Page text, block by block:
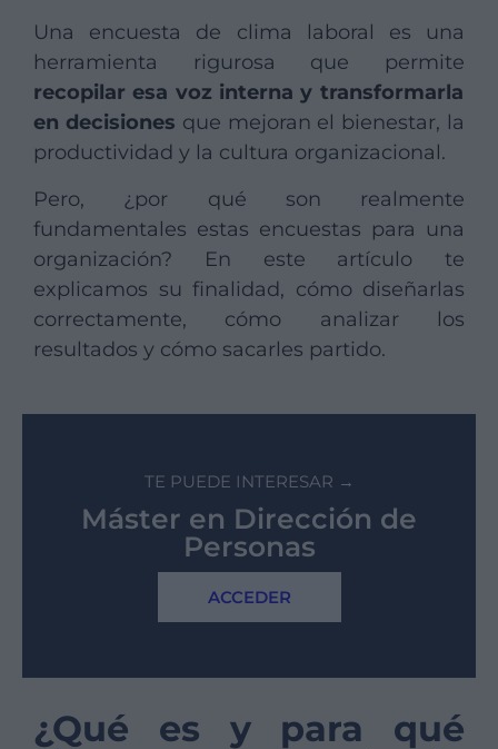
Una encuesta de clima laboral es una
herramienta rigurosa que permite
recopilar esa voz interna y transformarla
en decisiones que mejoran el bienestar, la
productividad y la cultura organizacional.
Pero, ¿por qué son realmente
fundamentales estas encuestas para una
organización? En este artículo te
explicamos su finalidad, cómo diseñarlas
correctamente, cómo analizar los
resultados y cómo sacarles partido.
TE PUEDE INTERESAR →
Máster en Dirección de
Personas
ACCEDER
¿Qué es y para qué